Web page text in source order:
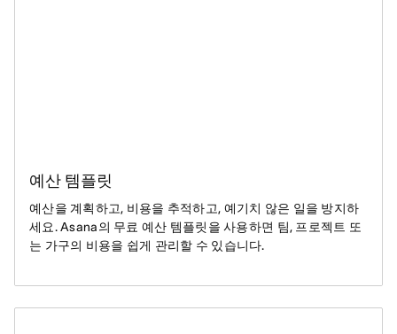
예산 템플릿
예산을 계획하고, 비용을 추적하고, 예기치 않은 일을 방지하
세요. Asana의 무료 예산 템플릿을 사용하면 팀, 프로젝트 또
는 가구의 비용을 쉽게 관리할 수 있습니다.